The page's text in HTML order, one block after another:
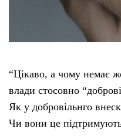
“Цікаво, а чому немає
влади стосовно
Як у добровільнго
Чи вони це